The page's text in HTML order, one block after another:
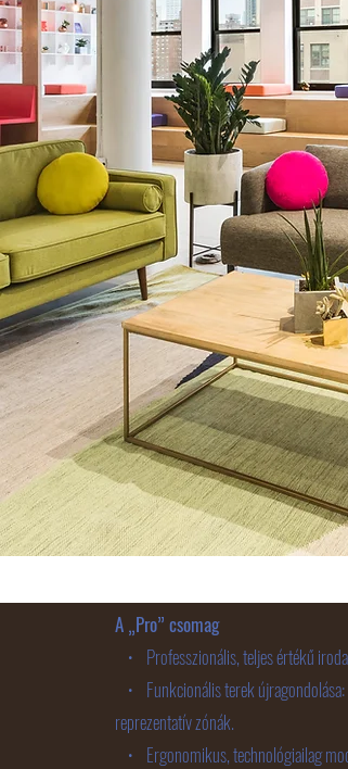
A „Pro” csomag
• Professzionális, teljes értékű
• Funkcionális terek
reprezentatív zónák.
• Ergonomikus, technológiailag